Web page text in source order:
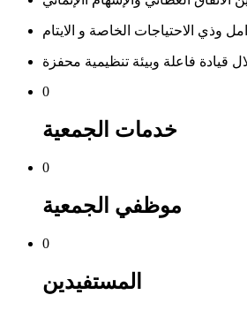
وذي الاحتياجات الخاصة و الايتام
0
خدمات الجمعية
0
موظفي الجمعية
0
المستفيدين